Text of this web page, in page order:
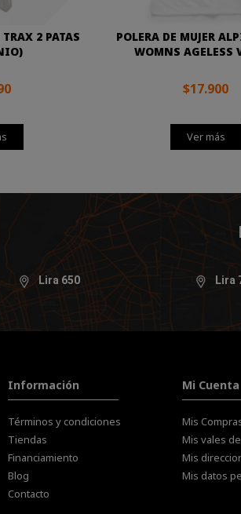
2 PATAS
POLERA DE MUJER
WOMNS AGELESS
$17.900
Ver más
Lira 650 Lira
Información
Términos y condiciones
Tiendas
Financiamiento
Blog
Contacto
Mi Cuenta
Mis
Mis vales
Mis
Mis datos